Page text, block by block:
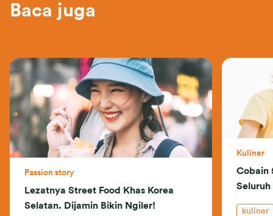
Baca juga
Passion story
Lezatnya Street Food Khas Korea
Selatan. Dijamin Bikin Ngiler!
Kuliner
Cobain
Seluruh
kuliner